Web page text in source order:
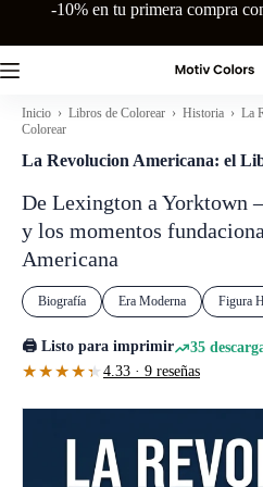
contenido
-10% en tu primera compra
Inicio › Libros de Colorear › Historia › La
Colorear
La Revolucion Americana: el
De Lexington a Yorktown
y los momentos
Americana
Biografía Era Moderna Figura
🖨️ Listo para imprimir 35
★★★★★
★★★★★ 4.33 · 9 reseñas